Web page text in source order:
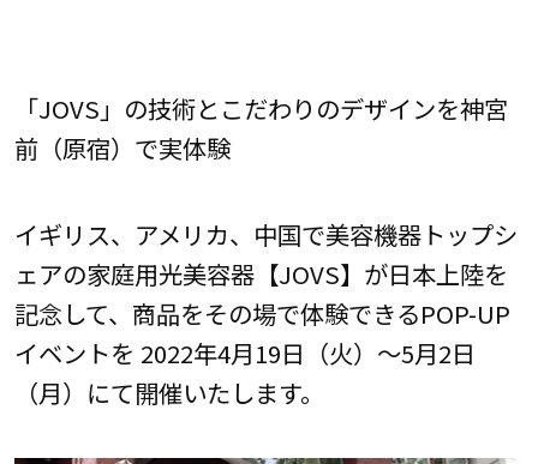
「JOVS」の技術とこだわりのデザインを神宮
前（原宿）で実体験
イギリス、アメリカ、中国で美容機器トップシ
ェアの家庭用光美容器【JOVS】が日本上陸を
記念して、商品をその場で体験できるPOP-UP
イベントを 2022年4月19日（火）～5月2日
（月）にて開催いたします。